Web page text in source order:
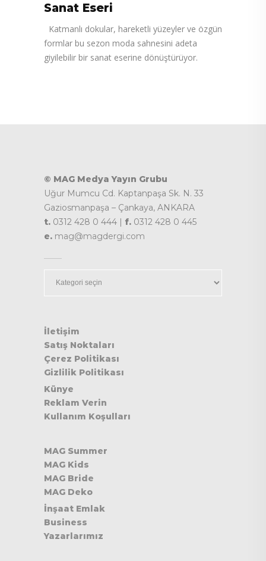
Sanat Eseri
Katmanlı dokular, hareketli yüzeyler ve özgün
formlar bu sezon moda sahnesini adeta
giyilebilir bir sanat eserine dönüştürüyor.
© MAG Medya Yayın Grubu
Uğur Mumcu Cd. Kaptanpaşa Sk. N. 33
Gaziosmanpaşa – Çankaya, ANKARA
t. 0312 428 0 444 | f. 0312 428 0 445
e. mag@magdergi.com
İletişim
Satış Noktaları
Çerez Politikası
Gizlilik Politikası
Künye
Reklam Verin
Kullanım Koşulları
MAG Summer
MAG Kids
MAG Bride
MAG Deko
İnşaat Emlak
Business
Yazarlarımız